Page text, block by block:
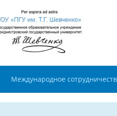
Международное